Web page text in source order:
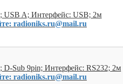
USB A; Интерфейс: USB; 2м
radioniks.ru@mail.ru
D-Sub 9pin; Интерфейс: RS232; 2м
radioniks.ru@mail.ru